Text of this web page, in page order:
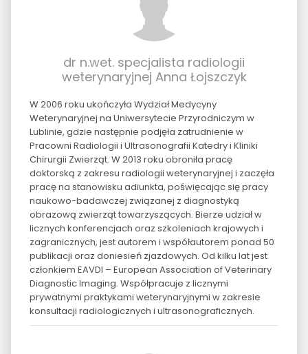
dr n.wet. specjalista radiologii
weterynaryjnej Anna Łojszczyk
W 2006 roku ukończyła Wydział Medycyny
Weterynaryjnej na Uniwersytecie Przyrodniczym w
Lublinie, gdzie następnie podjęła zatrudnienie w
Pracowni Radiologii i Ultrasonografii Katedry i Kliniki
Chirurgii Zwierząt. W 2013 roku obroniła pracę
doktorską z zakresu radiologii weterynaryjnej i zaczęła
pracę na stanowisku adiunkta, poświęcając się pracy
naukowo-badawczej związanej z diagnostyką
obrazową zwierząt towarzyszących. Bierze udział w
licznych konferencjach oraz szkoleniach krajowych i
zagranicznych, jest autorem i współautorem ponad 50
publikacji oraz doniesień zjazdowych. Od kilku lat jest
członkiem EAVDI – European Association of Veterinary
Diagnostic Imaging. Współpracuje z licznymi
prywatnymi praktykami weterynaryjnymi w zakresie
konsultacji radiologicznych i ultrasonograficznych.